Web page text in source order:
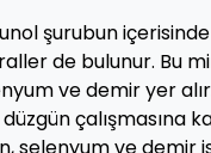
şurubun
de bulunur. Bu
ve demir yer
çalışmasına